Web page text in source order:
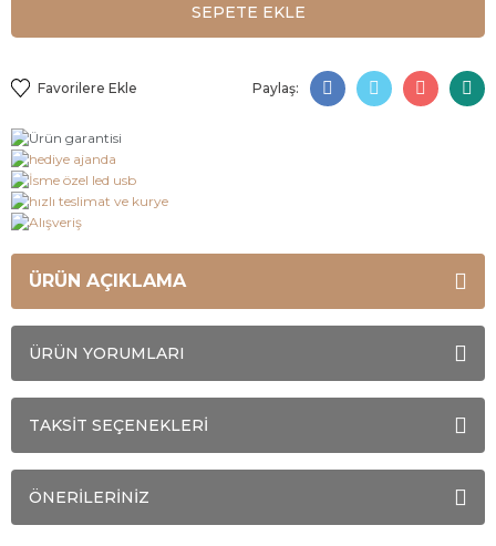
SEPETE EKLE
Paylaş:
ÜRÜN AÇIKLAMA
ÜRÜN YORUMLARI
TAKSİT SEÇENEKLERİ
ÖNERİLERİNİZ